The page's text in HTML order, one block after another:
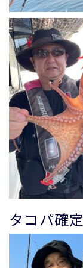
タコパ確